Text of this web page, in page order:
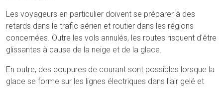
Les voyageurs en particulier doivent se préparer à des
retards dans le trafic aérien et routier dans les régions
concernées. Outre les vols annulés, les routes risquent d'être
glissantes à cause de la neige et de la glace.
En outre, des coupures de courant sont possibles lorsque la
glace se forme sur les lignes électriques dans l'air gelé et